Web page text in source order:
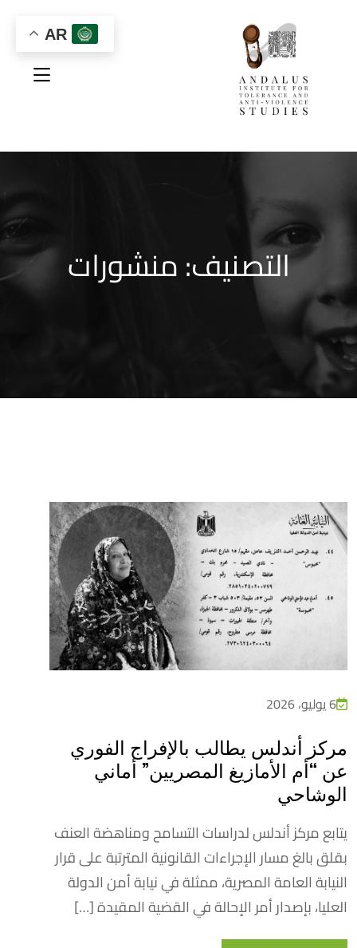
التصنيف:منشورات
6 يوليو، 2026
مركز أندلس يطالب بالإفراج الفوري
عن “أم الأمازيغ المصريين” أماني
الوشاحي
يتابع مركز أندلس لدراسات التسامح ومناهضة العنف
بقلق بالغ مسار الإجراءات القانونية المترتبة على قرار
النيابة العامة المصرية، ممثلة في نيابة أمن الدولة
العليا، بإصدار أمر الإحالة في القضية المقيدة […]
AR